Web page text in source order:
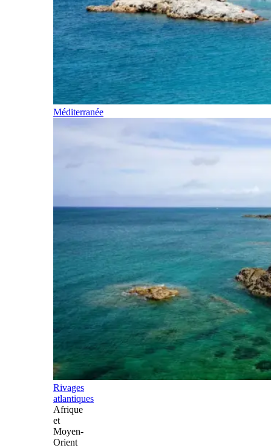
Méditerranée
Rivages
atlantiques
Afrique
et
Moyen-
Orient